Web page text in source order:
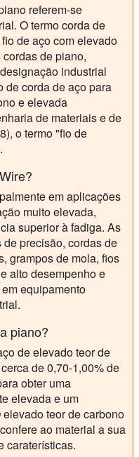
referem-se
O termo corda de
de aço com elevado
de piano,
industrial
de corda de aço para
e elevada
de materiais e de
o termo "fio de
em aplicações
muito elevada,
superior à fadiga. As
precisão, cordas de
grampos de mola, fios
alto desempenho e
equipamento
piano?
de elevado teor de
de 0,70-1,00% de
obter uma
elevada e um
teor de carbono
ao material a sua
caraterísticas.